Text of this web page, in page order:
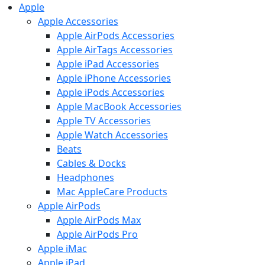
Apple
Apple Accessories
Apple AirPods Accessories
Apple AirTags Accessories
Apple iPad Accessories
Apple iPhone Accessories
Apple iPods Accessories
Apple MacBook Accessories
Apple TV Accessories
Apple Watch Accessories
Beats
Cables & Docks
Headphones
Mac AppleCare Products
Apple AirPods
Apple AirPods Max
Apple AirPods Pro
Apple iMac